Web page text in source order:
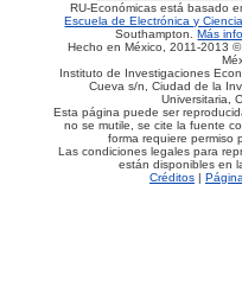
RU-Económicas está basado
Escuela de Electrónica y
Southampton.Más
Hecho en México, 2011-2013
Instituto de Investigaciones
Cueva s/n, Ciudad de la
Universitaria,
Esta página puede ser
no se mutile, se cite la fuente
forma requiere permiso
Las condiciones legales para
están disponibles en
Créditos|